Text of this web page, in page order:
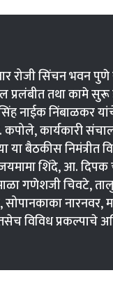
रोजी सिंचन भवन
प्रलंबीत तथा कामे
नाईक निंबाळकर
कार्यकारी
या बैठकीस
शिंदे, आ.
गणेशजी चिवटे,
नारनवर,
विविध प्रकल्पाचे